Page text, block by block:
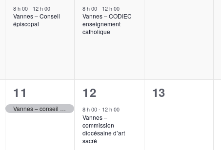
évènement,
8 h 00- 12 h 00
Vannes – Conseil
épiscopal
évènement,
8 h 00- 12 h 00
Vannes – CODIEC
enseignement
catholique
1
évènement,
11
Vannes – conseil épiscopal élargi
2
évènements,
12
8 h 00- 12 h 00
Vannes –
commission
diocésaine d’art
sacré
0
13